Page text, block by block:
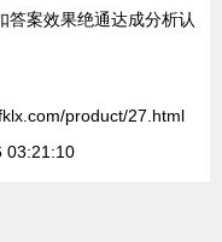
答案效果绝通达成分析认
product/27.html
03:21:10